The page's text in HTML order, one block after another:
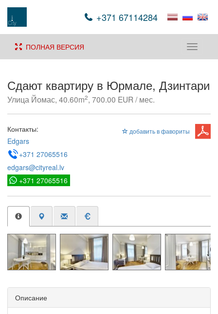
+371 67114284
Toggle
ПОЛНАЯ ВЕРСИЯ
Сдают квартиру в Юрмале, Дзинтари
Улица Йомас, 40.60m2, 700.00 EUR / мес.
добавить в фавориты
Контакты:
Edgars
+371 27065516
edgars@cityreal.lv
+371 27065516
Описание